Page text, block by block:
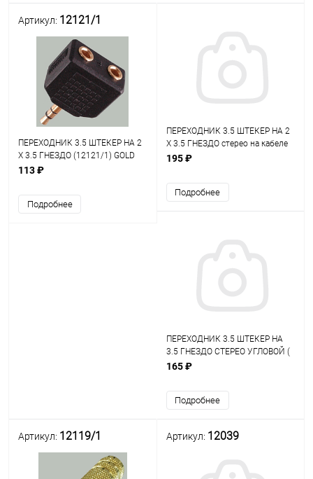
Артикул: 12121/1
ПЕРЕХОДНИК 3.5 ШТЕКЕР НА 2
Х 3.5 ГНЕЗДО (12121/1) GOLD
стерео (2-055G)
113 ₽
Подробнее
ПЕРЕХОДНИК 3.5 ШТЕКЕР НА 2
Х 3.5 ГНЕЗДО стерео на кабеле
0,11м "H-18" (переходник выход
0077587
195 ₽
Подробнее
ПЕРЕХОДНИК 3.5 ШТЕКЕР НА
3.5 ГНЕЗДО СТЕРЕО УГЛОВОЙ (
Аудиоадаптер ) ("Belsis" BA1124)
165 ₽
Подробнее
Артикул: 12119/1 Артикул: 12039